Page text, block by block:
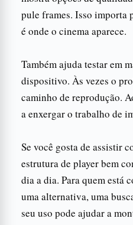
pule frames. Isso importa
é onde o cinema aparece.
Também ajuda testar em
dispositivo. Às vezes o
caminho de reprodução.
a enxergar o trabalho de
Se você gosta de assistir
estrutura de player bem
dia a dia. Para quem está
uma alternativa, uma
seu uso pode ajudar a